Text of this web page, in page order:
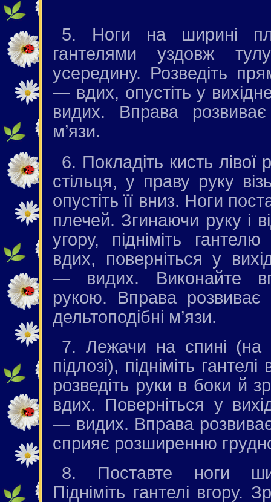
5. Ноги на ширині
гантелями уздовж
усередину. Розведіть
— вдих, опустіть у
видих. Вправа розвиває
м’язи.
6. Покладіть кисть лівої
стільця, у праву руку
опустіть її вниз. Ноги
плечей. Згинаючи руку і
угору, підніміть
вдих, поверніться у
— видих. Виконайте
рукою. Вправа розвиває
дельтоподібні м’язи.
7. Лежачи на спині (на
підлозі), підніміть
розведіть руки в боки й
вдих. Поверніться у
— видих. Вправа розвиває
сприяє розширенню
8. Поставте ноги
Підніміть гантелі вгору.